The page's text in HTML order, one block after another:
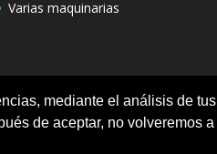
mediante el análisis de tus
de aceptar, no volveremos a
Varias maquinarias